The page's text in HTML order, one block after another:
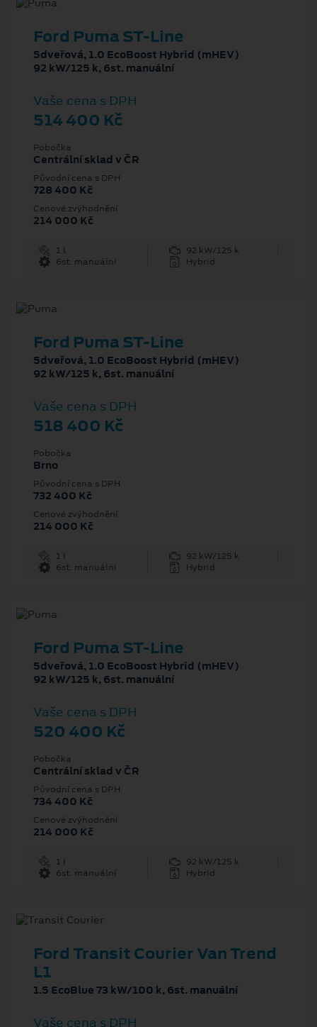
Ford Puma ST-Line
5dveřová, 1.0 EcoBoost Hybrid (mHEV)
92 kW/125 k, 6st. manuální
Vaše cena s DPH
514 400 Kč
Pobočka
Centrální sklad v ČR
Původní cena s DPH
728 400 Kč
Cenové zvýhodnění
214 000 Kč
1 l
92 kW/125 k
6st. manuální
Hybrid
Ford Puma ST-Line
5dveřová, 1.0 EcoBoost Hybrid (mHEV)
92 kW/125 k, 6st. manuální
Vaše cena s DPH
518 400 Kč
Pobočka
Brno
Původní cena s DPH
732 400 Kč
Cenové zvýhodnění
214 000 Kč
1 l
92 kW/125 k
6st. manuální
Hybrid
Ford Puma ST-Line
5dveřová, 1.0 EcoBoost Hybrid (mHEV)
92 kW/125 k, 6st. manuální
Vaše cena s DPH
520 400 Kč
Pobočka
Centrální sklad v ČR
Původní cena s DPH
734 400 Kč
Cenové zvýhodnění
214 000 Kč
1 l
92 kW/125 k
6st. manuální
Hybrid
Ford Transit Courier Van Trend
L1
1.5 EcoBlue 73 kW/100 k, 6st. manuální
Vaše cena s DPH